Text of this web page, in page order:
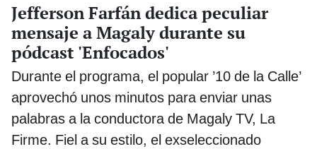
Jefferson Farfán dedica peculiar
mensaje a Magaly durante su
pódcast 'Enfocados'
Durante el programa, el popular ’10 de la Calle’
aprovechó unos minutos para enviar unas
palabras a la conductora de Magaly TV, La
Firme. Fiel a su estilo, el exseleccionado